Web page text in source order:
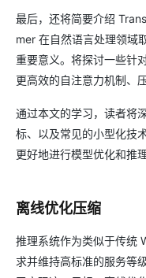
最后，还将简要介绍
mer 在自然语言处理领域
重要意义。将探讨一些针
更高效的自注意力机制、
通过本文的学习，读者将
标、以及常见的小型化技
更好地进行模型优化和推
离线优化压缩
推理系统作为类似于传统
求并维持高标准的服务等